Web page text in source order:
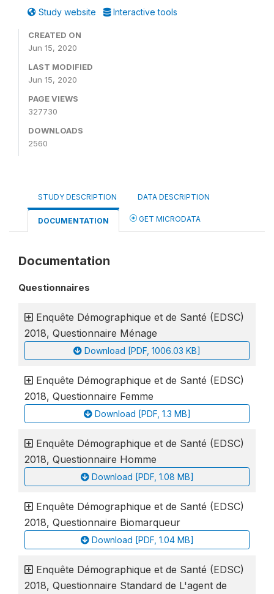
Study website Interactive tools
CREATED ON
Jun 15, 2020
LAST MODIFIED
Jun 15, 2020
PAGE VIEWS
327730
DOWNLOADS
2560
STUDY DESCRIPTION DATA DESCRIPTION
DOCUMENTATION GET MICRODATA
Documentation
Questionnaires
Enquête Démographique et de Santé (EDSC)
2018, Questionnaire Ménage
Download [PDF, 1006.03 KB]
Enquête Démographique et de Santé (EDSC)
2018, Questionnaire Femme
Download [PDF, 1.3 MB]
Enquête Démographique et de Santé (EDSC)
2018, Questionnaire Homme
Download [PDF, 1.08 MB]
Enquête Démographique et de Santé (EDSC)
2018, Questionnaire Biomarqueur
Download [PDF, 1.04 MB]
Enquête Démographique et de Santé (EDSC)
2018, Questionnaire Standard de L'agent de